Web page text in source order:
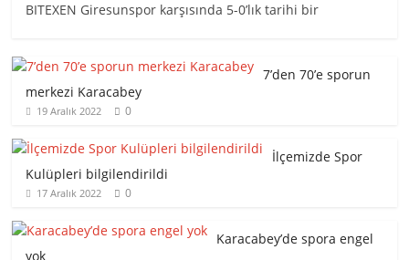
BITEXEN Giresunspor karşısında 5-0’lık tarihi bir
7’den 70’e sporun
merkezi Karacabey
19 Aralık 2022 0
İlçemizde Spor
Kulüpleri bilgilendirildi
17 Aralık 2022 0
Karacabey’de spora engel
yok